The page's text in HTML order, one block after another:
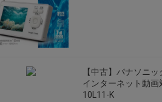
【中古】パナソニ
インターネット動画
10L11-K